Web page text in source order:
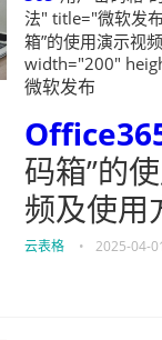
法" title="微软发布
箱”的使用演示视
width="200"
微软发布
Office
码箱”的
频及使用
云表格 • 2025-04-01